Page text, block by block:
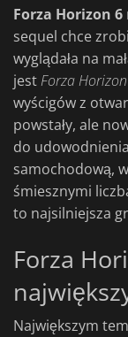
Forza Horizon 6
sequel chce
wyglądała na
jestForzaHorizon
wyścigów z
powstały, ale
do
samochodową,
śmiesznymi
to najsilniejsza
Forza
Największym